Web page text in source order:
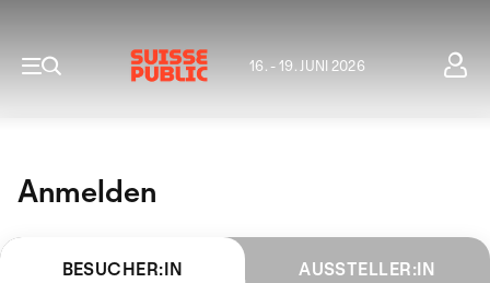
16. - 19. JUNI 2026
Anmelden
BESUCHER:IN AUSSTELLER:IN